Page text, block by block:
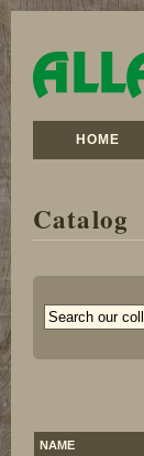
HOME
Catalog
NAME